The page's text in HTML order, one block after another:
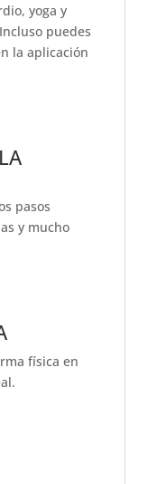
yoga y
puedes
la aplicación
pasos
y mucho
física en